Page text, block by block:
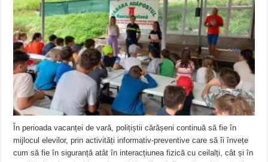
În perioada vacanței de vară, polițiștii cărășeni continuă să fie în
mijlocul elevilor, prin activități informativ-preventive care să îi învețe
cum să fie în siguranță atât în interacțiunea fizică cu ceilalți, cât și în